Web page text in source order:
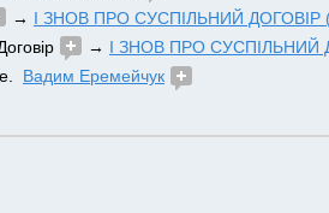
→ І ЗНОВ ПРО СУСПІЛЬНИЙ ДОГОВІР
→ І ЗНОВ ПРО СУСПІЛЬНИЙ
Вадим Еремейчук